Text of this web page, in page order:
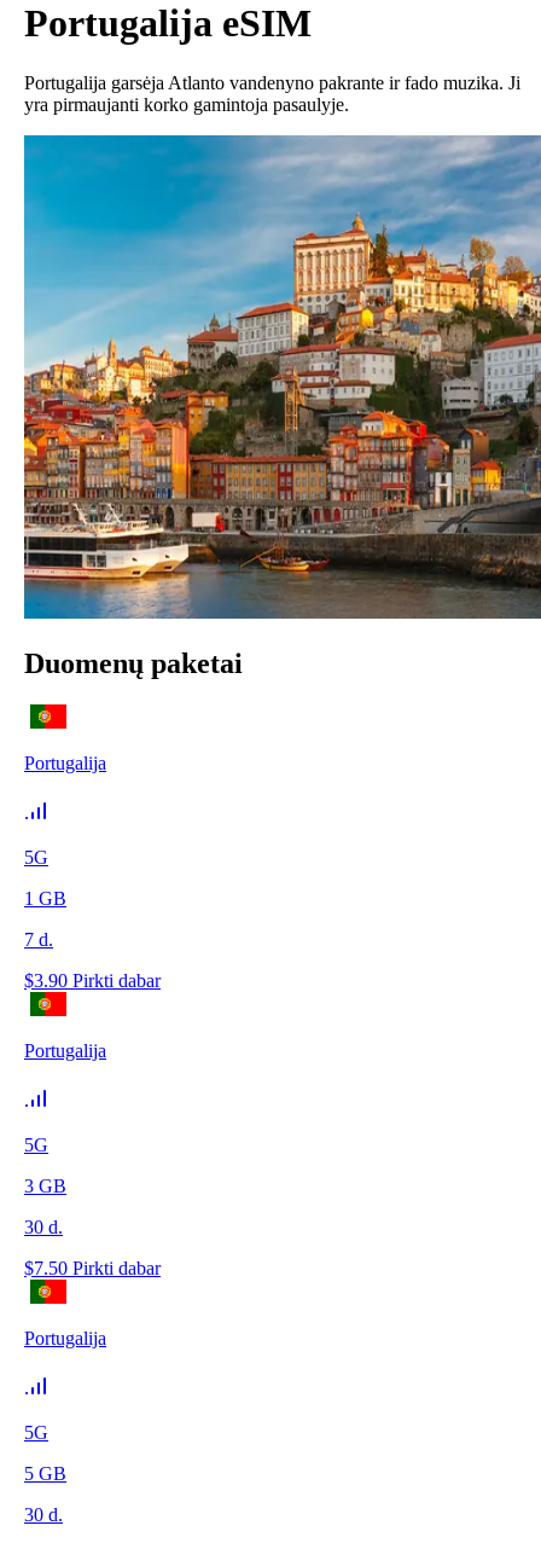
Portugalija eSIM
Portugalija garsėja Atlanto vandenyno pakrante ir fado muzika. Ji
yra pirmaujanti korko gamintoja pasaulyje.
Duomenų paketai
Portugalija
5G
1 GB
7 d.
$3.90 Pirkti dabar
Portugalija
5G
3 GB
30 d.
$7.50 Pirkti dabar
Portugalija
5G
5 GB
30 d.